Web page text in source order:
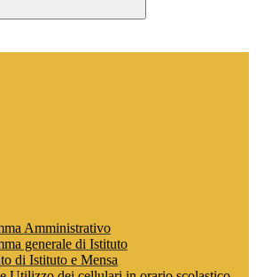
Amministrativo
generale di Istituto
di Istituto e Mensa